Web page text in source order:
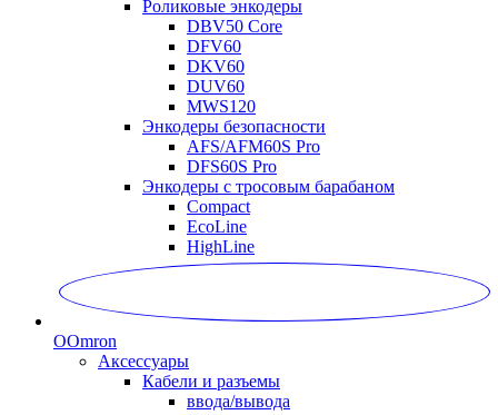
Роликовые энкодеры
DBV50 Core
DFV60
DKV60
DUV60
MWS120
Энкодеры безопасности
AFS/AFM60S Pro
DFS60S Pro
Энкодеры с тросовым барабаном
Compact
EcoLine
HighLine
OOmron
Аксессуары
Кабели и разъемы
ввода/вывода